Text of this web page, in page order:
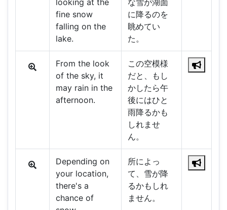
looking at the
fine snow
falling on the
lake.
な雪が湖面
に降るのを
眺めてい
た。
From the look
of the sky, it
may rain in the
afternoon.
この空模様
だと、もし
かしたら午
後にはひと
雨降るかも
しれませ
ん。
Depending on
your location,
there's a
chance of
所によっ
て、雪が降
るかもしれ
ません。